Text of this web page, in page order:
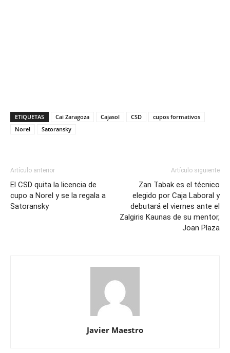
ETIQUETAS Cai Zaragoza Cajasol CSD
cupos formativos
Norel
Satoransky
Artículo anterior
El CSD quita la licencia de
cupo a Norel y se la regala a
Satoransky
Artículo siguiente
Zan Tabak es el técnico
elegido por Caja Laboral y
debutará el viernes ante el
Zalgiris Kaunas de su mentor,
Joan Plaza
Javier Maestro